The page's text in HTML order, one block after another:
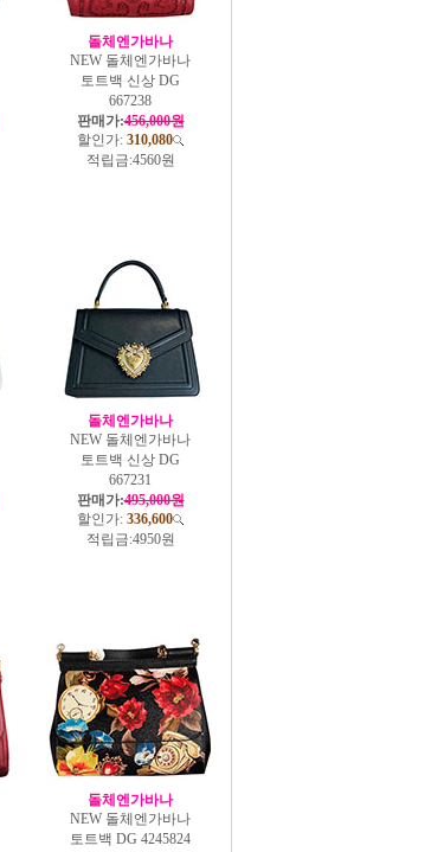
돌체엔가바나
NEW 돌체엔가바나
토트백 신상 DG
667238
판매가:456,000원
할인가: 310,080
적립금:4560원
돌체엔가바나
NEW 돌체엔가바나
토트백 신상 DG
667231
판매가:495,000원
할인가: 336,600
적립금:4950원
돌체엔가바나
NEW 돌체엔가바나
토트백 DG 4245824